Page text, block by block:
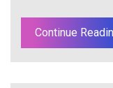
Continue